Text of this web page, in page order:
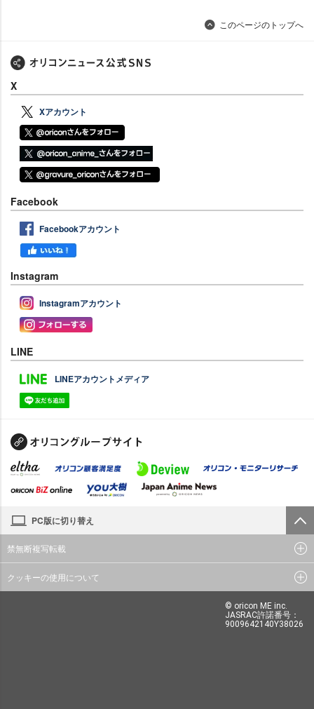
このページのトップへ
X
Xアカウント
Facebook
Facebookアカウント
Instagram
Instagramアカウント
LINE
LINEアカウントメディア
PC版に切り替え
禁無断複写転載
クッキーの使用について
© oricon ME inc.
JASRAC許諾番号：
9009642140Y38026